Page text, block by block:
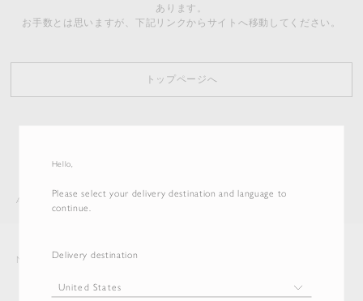
Hello,
Please select your delivery destination and language to
continue.
Delivery destination
あります。
お手数とは思いますが、下記リンクからサイトへ移動してください。
トップページへ
AURALEE ITEM
Newsletter